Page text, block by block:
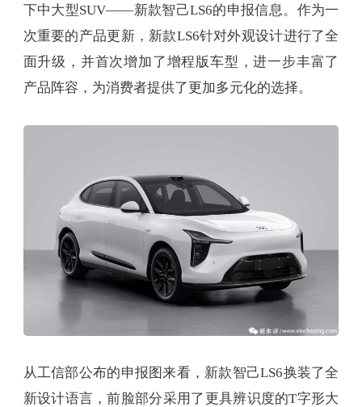
下中大型SUV——新款智己LS6的申报信息。作为一
次重要的产品更新，新款LS6针对外观设计进行了全
面升级，并首次增加了增程版车型，进一步丰富了
产品阵容，为消费者提供了更加多元化的选择。
从工信部公布的申报图来看，新款智己LS6换装了全
新设计语言，前脸部分采用了更具辨识度的T字形大